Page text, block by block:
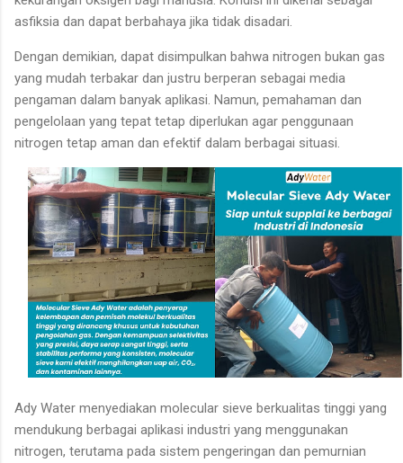
asfiksia dan dapat berbahaya jika tidak disadari.
Dengan demikian, dapat disimpulkan bahwa nitrogen bukan gas
yang mudah terbakar dan justru berperan sebagai media
pengaman dalam banyak aplikasi. Namun, pemahaman dan
pengelolaan yang tepat tetap diperlukan agar penggunaan
nitrogen tetap aman dan efektif dalam berbagai situasi.
Ady Water menyediakan molecular sieve berkualitas tinggi yang
mendukung berbagai aplikasi industri yang menggunakan
nitrogen, terutama pada sistem pengeringan dan pemurnian